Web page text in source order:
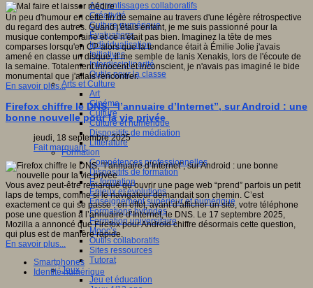
Apprentissages collaboratifs
Créativité
Culture numérique
Evaluations
Individualisation
Initiatives
Interdisciplinarité
Outils pour la classe
Arts et Culture
Art
Cinéma
Culture
Culture et numérique
Dispositifs de médiation
Littérature
Formation
Compétences professionnelles
Dispositifs de formation
E- formation
Enjeux et évolutions
Enseignement supérieur et numérique
Formations hybrides
Formation universitaire
Mooc’s
Outils collaboratifs
Sites ressources
Tutorat
Jeux
Jeu et éducation
Un peu d'humour en cette fin de semaine au travers d'une légère rétrospective
du regard des autres. Quand j'étais enfant, je me suis passionné pour la
musique contemporaine et ce n'était pas bien. Imaginez la tête de mes
comparses lorsqu'en CP alors que la tendance était à Émilie Jolie j'avais
amené en classe un disque, il me semble de Ianis Xenakis, lors de l'écoute de
la semaine. Totalement innocent et inconscient, je n'avais pas imaginé le bide
monumental que j'allais rencontrer.
En savoir plus...
Firefox chiffre le DNS, “l’annuaire d’Internet”, sur Android : une
bonne nouvelle pour la vie privée
jeudi, 18 septembre 2025
Fait marquant
Vous avez peut-être remarqué qu’ouvrir une page web “prend” parfois un petit
laps de temps, comme si le navigateur demandait son chemin. C’est
exactement ce qui se passe : en effet, avant d’afficher un site, votre téléphone
pose une question à l’annuaire d’Internet, le DNS. Le 17 septembre 2025,
Mozilla a annoncé que Firefox pour Android chiffre désormais cette question,
qui plus est de manière rapide.
En savoir plus...
Smartphones
Identité numérique